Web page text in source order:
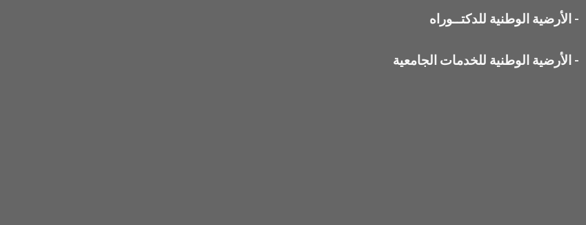
-الأرضية الوطنية للدكتــوراه
-الأرضية الوطنية للخدمات الجامعية